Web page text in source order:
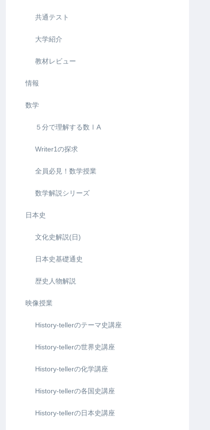
共通テスト
大学紹介
教材レビュー
情報
数学
５分で理解する数ⅠA
Writer1の探求
全員必見！数学授業
数学解説シリーズ
日本史
文化史解説(日)
日本史基礎通史
歴史人物解説
映像授業
History-tellerのテーマ史講座
History-tellerの世界史講座
History-tellerの化学講座
History-tellerの各国史講座
History-tellerの日本史講座